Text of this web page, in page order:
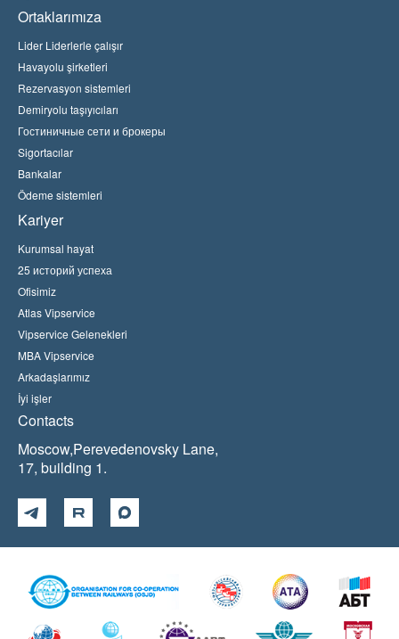
Ortaklarımıza
Lider Liderlerle çalışır
Havayolu şirketleri
Rezervasyon sistemleri
Demiryolu taşıyıcıları
Гостиничные сети и брокеры
Sigortacılar
Bankalar
Ödeme sistemleri
Kariyer
Kurumsal hayat
25 историй успеха
Ofisimiz
Atlas Vipservice
Vipservice Gelenekleri
MBA Vipservice
Arkadaşlarımız
İyi işler
Contacts
Moscow,Perevedenovsky Lane,
17, building 1.